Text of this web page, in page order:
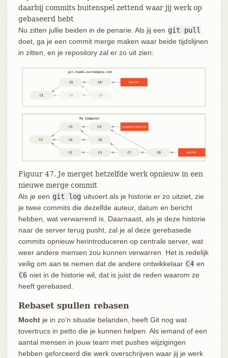
daarbij commits buitenspel zettend waar jij werk op
gebaseerd hebt
Nu zitten jullie beiden in de penarie. Als jij een git pull
doet, ga je een commit merge maken waar beide tijdslijnen
in zitten, en je repository zal er zo uit zien:
Figuur 47. Je merget hetzelfde werk opnieuw in een
nieuwe merge commit
Als je een git log uitvoert als je historie er zo uitziet, zie
je twee commits die dezelfde auteur, datum en bericht
hebben, wat verwarrend is. Daarnaast, als je deze historie
naar de server terug pusht, zal je al deze gerebasede
commits opnieuw herintroduceren op centrale server, wat
weer andere mensen zou kunnen verwarren. Het is redelijk
veilig om aan te nemen dat de andere ontwikkelaar C4 en
C6 niet in de historie wil, dat is juist de reden waarom ze
heeft gerebased.
Rebaset spullen rebasen
Mochtje in zo’n situatie belanden, heeft Git nog wat
tovertrucs in petto die je kunnen helpen. Als iemand of een
aantal mensen in jouw team met pushes wijzigingen
hebben geforceerd die werk overschrijven waar jij je werk